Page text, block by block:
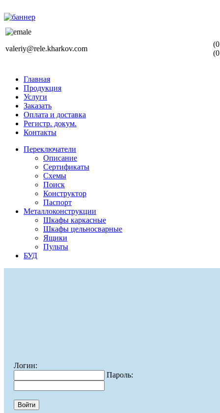
valeriy@rele.kharkov.com
Главная
Продукция
Услуги
Заказать
Оплата и доставка
Регистр. докум.
Контакты
Переключатели
Описание
Сертификаты
Схемы
Поиск
Конструктор
Паспорт
Металлоконструкции
Шкафы каркасные
Шкафы цельносварные
Ящики
Пульты
БУД
Логин:
Пароль: